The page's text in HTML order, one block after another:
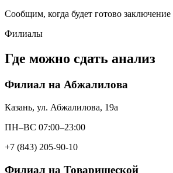
Сообщим, когда будет готово заключение
Филиалы
Где можно сдать анализ
Филиал на Абжалилова
Казань, ул. Абжалилова, 19а
ПН–ВС 07:00–23:00
+7 (843) 205-90-10
Филиал на Товарищеской